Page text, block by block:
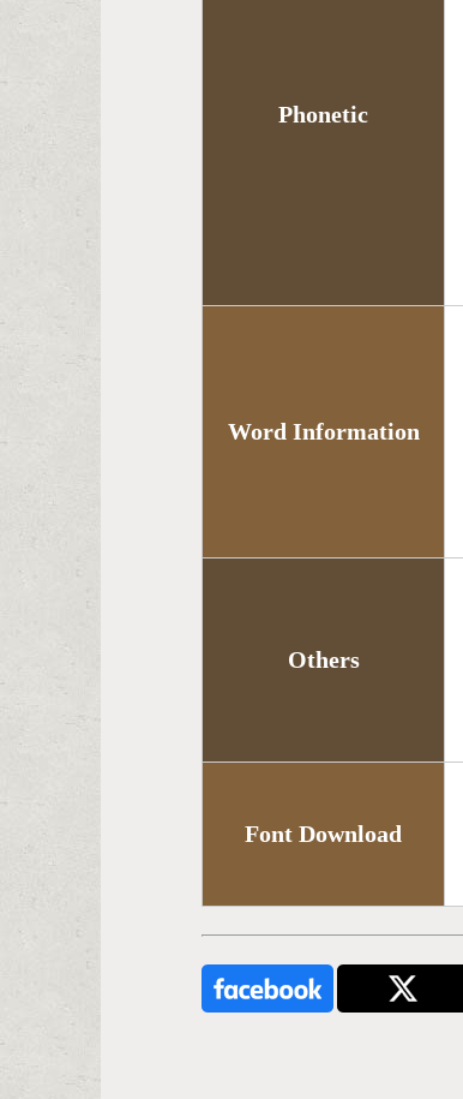
Phonetic
Word Information
Others
Font Download